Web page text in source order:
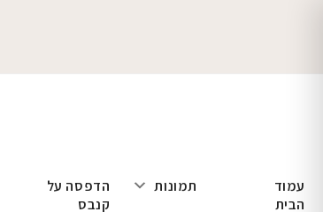
עמוד
הבית
תמונות
הדפסה על
קנבס